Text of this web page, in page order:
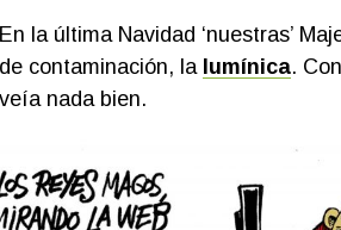
En la última Navidad ‘nuestras’
de contaminación, la lumínica.
veía nada bien.